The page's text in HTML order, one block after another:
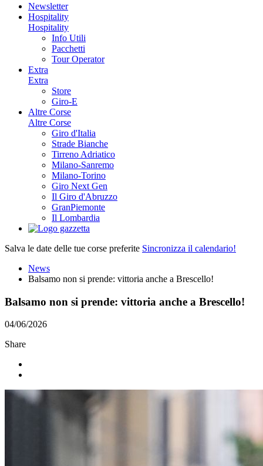
Newsletter
Hospitality
Hospitality
Info Utili
Pacchetti
Tour Operator
Extra
Extra
Store
Giro-E
Altre Corse
Altre Corse
Giro d'Italia
Strade Bianche
Tirreno Adriatico
Milano-Sanremo
Milano-Torino
Giro Next Gen
Il Giro d'Abruzzo
GranPiemonte
Il Lombardia
Salva le date delle tue corse preferite Sincronizza il calendario!
News
Balsamo non si prende: vittoria anche a Brescello!
Balsamo non si prende: vittoria anche a Brescello!
04/06/2026
Share